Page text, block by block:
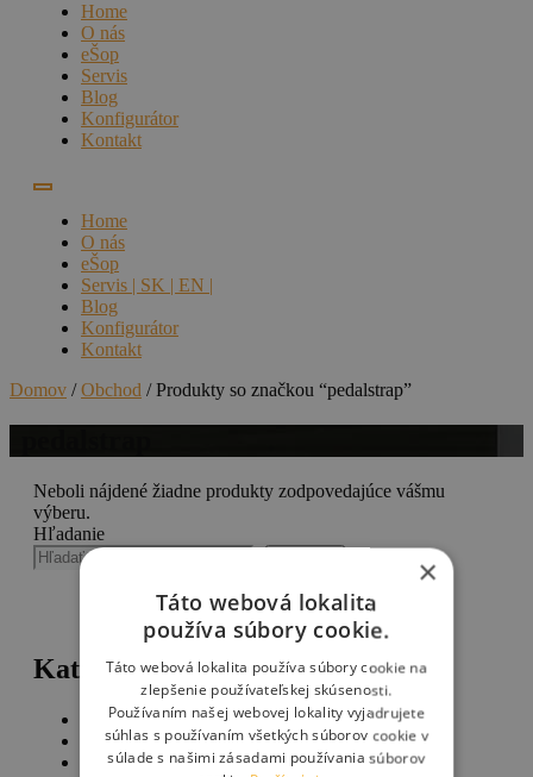
Home
O nás
eŠop
Servis
Blog
Konfigurátor
Kontakt
Home
O nás
eŠop
Servis | SK | EN |
Blog
Konfigurátor
Kontakt
Domov /Obchod / Produkty so značkou “pedalstrap”
Neboli nájdené žiadne produkty zodpovedajúce vášmu
výberu.
Hľadanie
Kategórie
Výpredaj 170 170
produktov
Uncategorized 22
produkty
Batohy, messenger bagy a hip bagy 3333
×
Táto webová lokalita
používa súbory cookie.
Táto webová lokalita používa súbory cookie na
zlepšenie používateľskej skúsenosti.
Používaním našej webovej lokality vyjadrujete
súhlas s používaním všetkých súborov cookie v
súlade s našimi zásadami používania súborov